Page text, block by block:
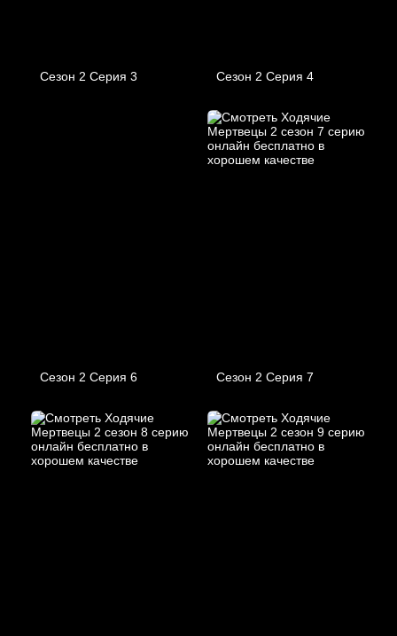
Сезон 2 Серия 3 Сезон 2 Серия 4
Сезон 2 Серия 6 Сезон 2 Серия 7